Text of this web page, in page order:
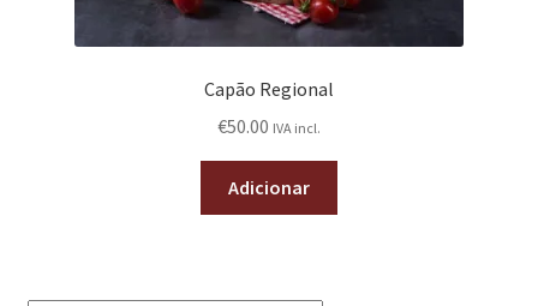
Capão Regional
€50.00 IVA incl.
Adicionar